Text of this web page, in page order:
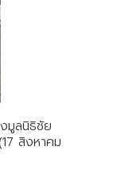
มูลนิธิชัย
สิงหาคม